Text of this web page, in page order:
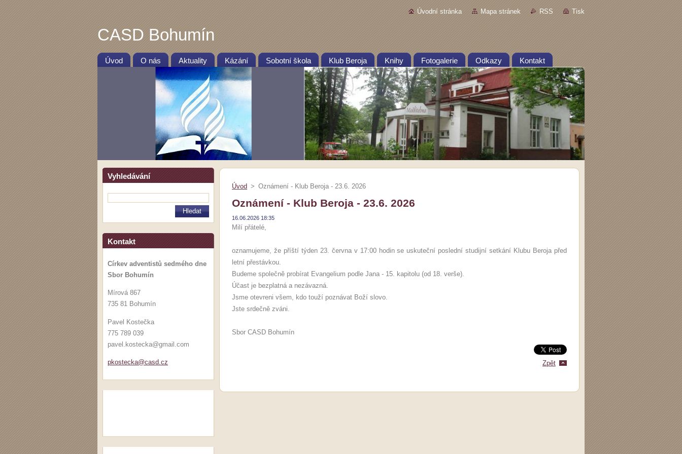
Úvodní stránka Mapa stránek RSS Tisk
CASD Bohumín
Úvod O nás Aktuality Kázání Sobotní škola Klub Beroja Knihy Fotogalerie Odkazy Kontakt
Vyhledávání
Kontakt
Církev adventistů sedmého dne
Sbor Bohumín
Mírová 867
735 81 Bohumín
Pavel Kostečka
775 789 039
pavel.kostecka@gmail.com
pkostecka@casd.cz
Úvod > Oznámení - Klub Beroja - 23.6. 2026
Oznámení - Klub Beroja - 23.6. 2026
16.06.2026 18:35
Milí přátelé,
oznamujeme, že příští týden 23. června v 17:00 hodin se uskuteční poslední studijní setkání Klubu Beroja před
letní přestávkou.
Budeme společně probírat Evangelium podle Jana - 15. kapitolu (od 18. verše).
Účast je bezplatná a nezávazná.
Jsme otevreni všem, kdo touží poznávat Boží slovo.
Jste srdečně zváni.
Sbor CASD Bohumín
Zpět